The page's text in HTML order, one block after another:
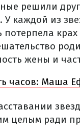
решили
У каждой из
жены и
часов: Маша
целым ради